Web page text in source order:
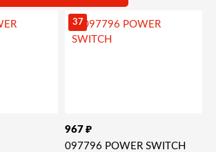
37
967 ₽
097796 POWER SWITCH